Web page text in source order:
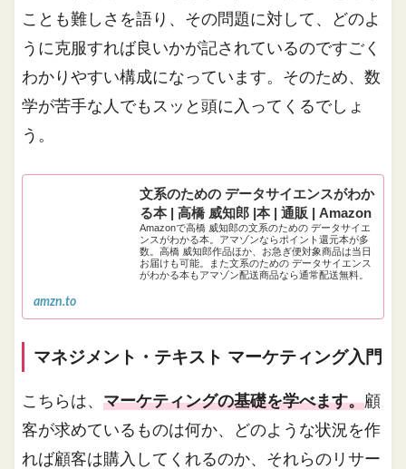
ことも難しさを語り、その問題に対して、どのよ
うに克服すれば良いかが記されているのですごく
わかりやすい構成になっています。そのため、数
学が苦手な人でもスッと頭に入ってくるでしょ
う。
文系のための データサイエンスがわか
る本 | 高橋 威知郎 |本 | 通販 | Amazon
Amazonで高橋 威知郎の文系のための データサイエ
ンスがわかる本。アマゾンならポイント還元本が多
数。高橋 威知郎作品ほか、お急ぎ便対象商品は当日
お届けも可能。また文系のための データサイエンス
がわかる本もアマゾン配送商品なら通常配送無料。
amzn.to
マネジメント・テキスト マーケティング入門
こちらは、マーケティングの基礎を学べます。顧
客が求めているものは何か、どのような状況を作
れば顧客は購入してくれるのか、それらのリサー